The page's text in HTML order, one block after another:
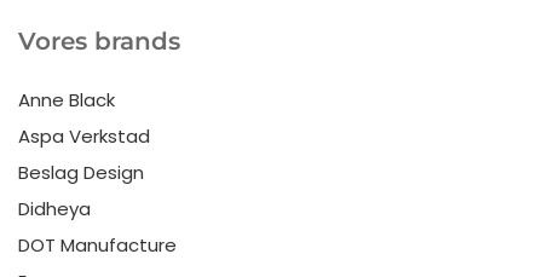
Vores brands
Anne Black
Aspa Verkstad
Beslag Design
Didheya
DOT Manufacture